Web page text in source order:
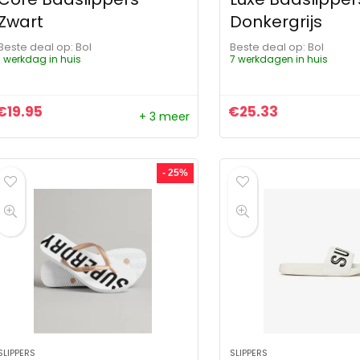
deal op:
Bol
werkdag in huis
19.95 + 3 meer
Donkergrijs
Beste deal op:
Bol
7 werkdagen in huis
€25.33
- 25%
SLIPPERS